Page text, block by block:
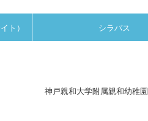
ト） シラバス
神戸親和大学附属親和幼稚園